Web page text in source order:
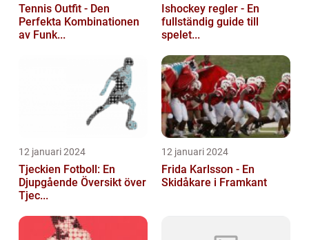
Tennis Outfit - Den
Perfekta Kombinationen
av Funk...
Ishockey regler - En
fullständig guide till
spelet...
12 januari 2024
Tjeckien Fotboll: En
Djupgående Översikt över
Tjec...
12 januari 2024
Frida Karlsson - En
Skidåkare i Framkant